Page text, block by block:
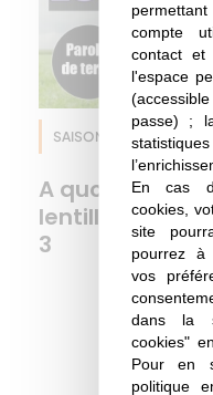
compte
contact et
l'espace
passe) ;
En cas
cookies,
site
pourrez à
vos
dans la
cookies"
Pour en
politique
SAISON 3 EPISODE 6
A quoi
lentilles ?
3
Les